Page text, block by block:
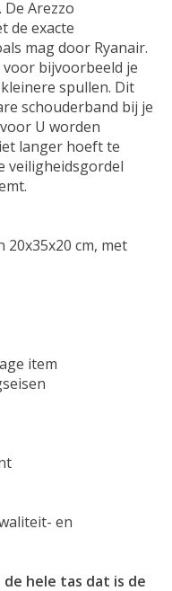
Arezzo
de exacte
mag door Ryanair.
bijvoorbeeld je
spullen. Dit
schouderband bij je
U worden
langer hoeft te
veiligheidsgordel
cm, met
item
en
hele tas dat is de